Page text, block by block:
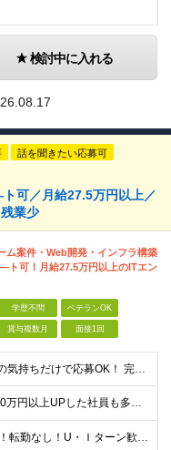
検討中に入れる
話を聞きたい応募可
可／月給27.5万円以上／
業少
ム案件・Web開発・インフラ構築
ト可！月給27.5万円以上のITエン
学歴不問 ベテランOK
賞与複数月 面接1回
ITに興味がある」その気持ちだけで応募OK！ 完全未経験OK！人柄採用！ ◆未経験歓迎 ◆学歴不問、文系理系不問 ◆第二新卒歓迎 ★経験や知識よりも、あなたの「挑戦したい」という気持ちを重視します
★転職後、年収が100万円以上UPした社員も多数！ 【未経験者】 月給27.5万円＋諸手当＋賞与 【経験者】※実務3年以上を想定 月給30万円以上＋諸手当＋賞与 ※経験やスキルに応じて決定します
★選べる豊富な案件！転勤なし！U・Ｉターン歓迎！ ★フルリモート案件あり！ 東京、神奈川、埼玉、千葉、愛知、大阪、兵庫、京都、広島、福岡をはじめとする全国各地のプロジェクト先。 プライム上場、グロ